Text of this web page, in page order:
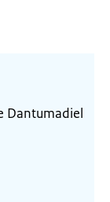
Dantumadiel